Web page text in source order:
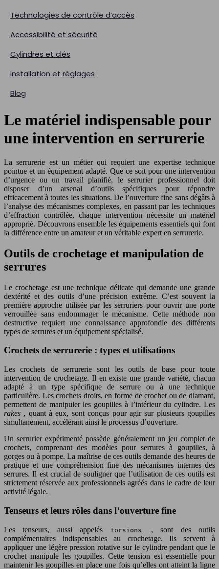
Technologies de contrôle d’accès
Accessibilité et sécurité
Cylindres et clés
Installation et réglages
Blog
Le matériel indispensable pour
une intervention en serrurerie
La serrurerie est un métier qui requiert une expertise technique
pointue et un équipement adapté. Que ce soit pour une intervention
d’urgence ou un travail planifié, le serrurier professionnel doit
disposer d’un arsenal d’outils spécifiques pour répondre
efficacement à toutes les situations. De l’ouverture fine sans dégâts à
l’analyse des mécanismes complexes, en passant par les techniques
d’effraction contrôlée, chaque intervention nécessite un matériel
approprié. Découvrons ensemble les équipements essentiels qui font
la différence entre un amateur et un véritable expert en serrurerie.
Outils de crochetage et manipulation de
serrures
Le crochetage est une technique délicate qui demande une grande
dextérité et des outils d’une précision extrême. C’est souvent la
première approche utilisée par les serruriers pour ouvrir une porte
verrouillée sans endommager le mécanisme. Cette méthode non
destructive requiert une connaissance approfondie des différents
types de serrures et un équipement spécialisé.
Crochets de serrurerie : types et utilisations
Les crochets de serrurerie sont les outils de base pour toute
intervention de crochetage. Il en existe une grande variété, chacun
adapté à un type spécifique de serrure ou à une technique
particulière. Les crochets droits, en forme de crochet ou de diamant,
permettent de manipuler les goupilles à l’intérieur du cylindre. Les
rakes , quant à eux, sont conçus pour agir sur plusieurs goupilles
simultanément, accélérant ainsi le processus d’ouverture.
Un serrurier expérimenté possède généralement un jeu complet de
crochets, comprenant des modèles pour serrures à goupilles, à
gorges ou à pompe. La maîtrise de ces outils demande des heures de
pratique et une compréhension fine des mécanismes internes des
serrures. Il est crucial de souligner que l’utilisation de ces outils est
strictement réservée aux professionnels agréés dans le cadre de leur
activité légale.
Tenseurs et leurs rôles dans l’ouverture fine
Les tenseurs, aussi appelés torsions , sont des outils
complémentaires indispensables au crochetage. Ils servent à
appliquer une légère pression rotative sur le cylindre pendant que le
crochet manipule les goupilles. Cette tension est essentielle pour
maintenir les goupilles en place une fois qu’elles ont atteint la ligne